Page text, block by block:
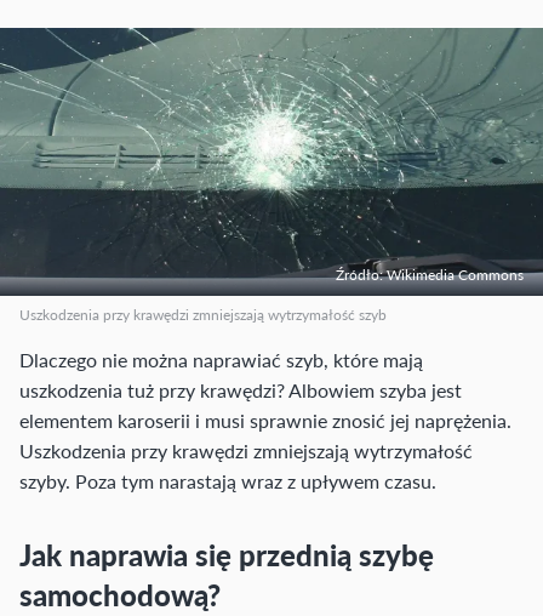
Źródło: Wikimedia Commons
Uszkodzenia przy krawędzi zmniejszają wytrzymałość szyb
Dlaczego nie można naprawiać szyb, które mają
uszkodzenia tuż przy krawędzi? Albowiem szyba jest
elementem karoserii i musi sprawnie znosić jej naprężenia.
Uszkodzenia przy krawędzi zmniejszają wytrzymałość
szyby. Poza tym narastają wraz z upływem czasu.
Jak naprawia się przednią szybę
samochodową?